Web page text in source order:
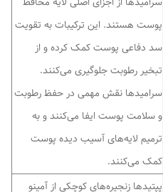
پوست هستند. این ترکیبات به تقویت
سد دفاعی پوست کمک کرده و از
تبخیر رطوبت جلوگیری می‌کنند.
سرامیدها نقش مهمی در حفظ رطوبت
و سلامت پوست ایفا می‌کنند و به
ترمیم لایه‌های آسیب دیده پوست
کمک می‌کنند.
پپتیدها زنجیره‌های کوچکی از آمینو